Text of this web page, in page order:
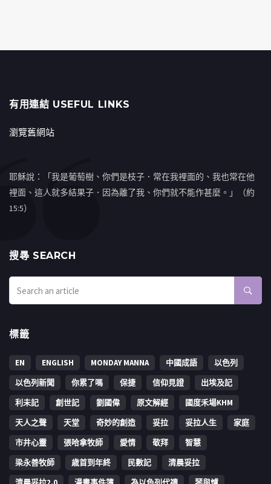
有用連結 USEFUL LINKS
瀏覽舊網站
耶穌說：「我是葡萄樹、你們是枝子．常在我裡面的、我也常在他
裡面、這人就多結果子．因為離了我、你們就不能作甚麼。」（約
15:5）
搜㝷 SEARCH
標籤
EN ENGLISH MONDAY MANNA 中國成語
以色列
以色列新聞
你累了嗎 保捷 信仰見證
出埃及記
利未記
創世記 劉國偉 原文解經
國度禾場KHM
天人之聲
天堂 奇妙的創造 妥拉 妥拉人生
家庭
市井心靈
張哈拿牧師 愛情 敬拜
智慧
梁永善牧師
歳首到年終 民數記
清晨妥拉